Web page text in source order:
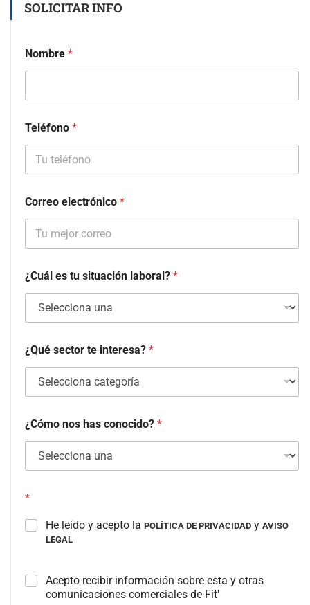
SOLICITAR INFO
Nombre *
Teléfono *
Correo electrónico *
¿Cuál es tu situación laboral? *
¿Qué sector te interesa? *
¿Cómo nos has conocido? *
*
He leído y acepto la POLÍTICA DE PRIVACIDAD y AVISO
LEGAL
C
a
Acepto recibir información sobre esta y otras
comunicaciones comerciales de Fit'